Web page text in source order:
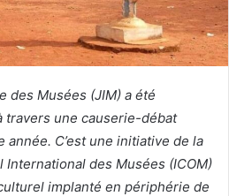
des Musées (JIM) a été
travers une causerie-débat
C’est une initiative de la
des Musées (ICOM)
implanté en périphérie de